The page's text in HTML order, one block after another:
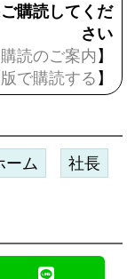
購読してくだ
さい
読のご案内 】
で購読する 】
ーム 社長